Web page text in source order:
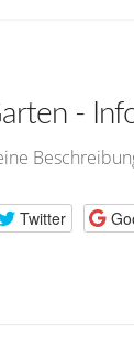
-
Twitter